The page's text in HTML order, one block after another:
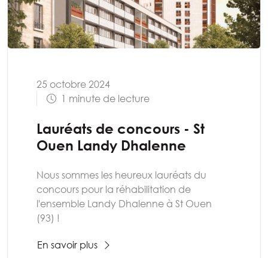
25 octobre 2024
1 minute de lecture
Lauréats de concours - St
Ouen Landy Dhalenne
Nous sommes les heureux lauréats du
concours pour la réhabilitation de
l'ensemble Landy Dhalenne à St Ouen
(93) !
En savoir plus